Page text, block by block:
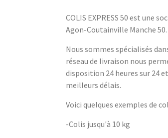
COLIS EXPRESS 50 est une
Agon-Coutainville Manche
Nous sommes spécialisés
réseau de livraison nous
disposition 24 heures sur 24
meilleurs délais.
Voici quelques exemples de
-Colis jusqu'à 10 kg